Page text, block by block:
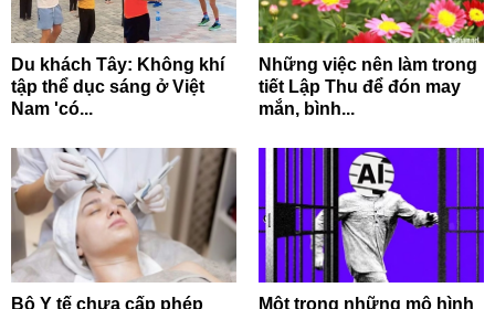
Du khách Tây: Không khí
tập thể dục sáng ở Việt
Nam 'có...
Những việc nên làm trong
tiết Lập Thu để đón may
mắn, bình...
Bộ Y tế chưa cấp phép
Một trong những mô hình